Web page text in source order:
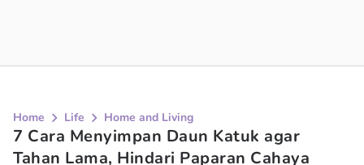
Home Life Home and Living
7 Cara Menyimpan Daun Katuk agar
Tahan Lama, Hindari Paparan Cahaya